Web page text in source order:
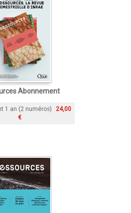
Abonnement
1 an (2 numéros)
24,00
€